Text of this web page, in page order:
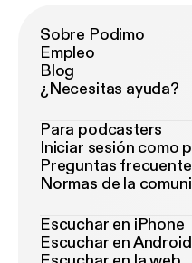
Sobre Podimo
Empleo
Blog
¿Necesitas ayuda?
Para podcasters
Iniciar sesión como
Preguntas
Normas de la
Escuchar en iPhone
Escuchar en Android